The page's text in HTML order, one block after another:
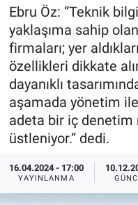
Ebru Öz: “Teknik
yaklaşıma sahip
firmaları; yer
özellikleri dikkate
dayanıklı
aşamada yönetim
adeta bir iç denetim
üstleniyor.” dedi.
16.04.2024 - 17:00
YAYINLANMA
EndüstriST
Enerjisini Üreten
Endüstri 4.0
Ağır Sanayi